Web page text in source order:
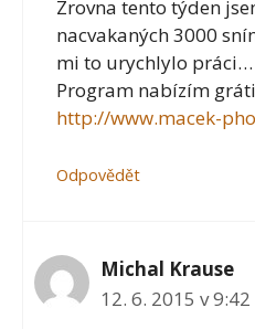
Zrovna tento týden
nacvakaných 3000
mi to urychlylo práci…
Program nabízím
http://www.macek-
Odpovědět
Michal Krause
12. 6. 2015 v 9:42